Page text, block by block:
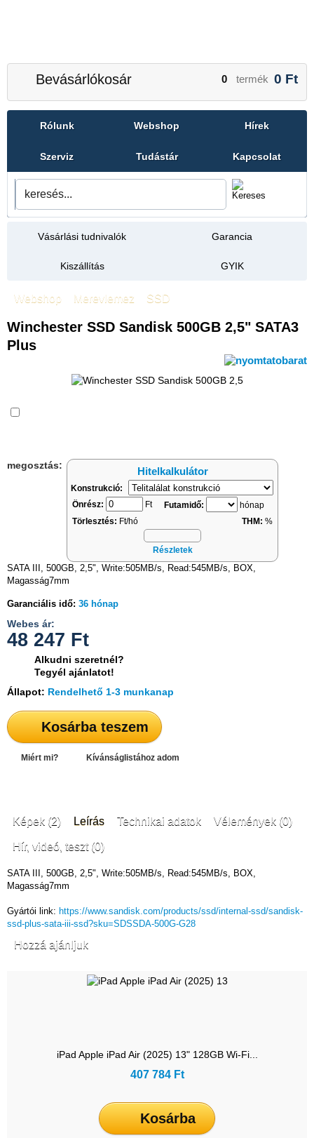
Bevásárlókosár 0 termék 0 Ft
Rólunk Webshop Hírek
Szerviz Tudástár Kapcsolat
Vásárlási tudnivalók Garancia
Kiszállítás GYIK
Webshop Merevlemez SSD
Winchester SSD Sandisk 500GB 2,5" SATA3
Plus
megosztás:
Hitelkalkulátor
Konstrukció:
Önrész:
Ft Futamidő:
hónap
Törlesztés: Ft/hó THM: %
Részletek
SATA III, 500GB, 2,5", Write:505MB/s, Read:545MB/s, BOX,
Magasság7mm
Garanciális idő: 36 hónap
Webes ár:
48 247 Ft
Alkudni szeretnél?
Tegyél ajánlatot!
Állapot: Rendelhető 1-3 munkanap
Kosárba teszem
Miért mi? Kívánságlistához adom
Képek (2) Leírás Technikai adatok Vélemények (0)
Hír, videó, teszt (0)
SATA III, 500GB, 2,5", Write:505MB/s, Read:545MB/s, BOX,
Magasság7mm
Gyártói link: https://www.sandisk.com/products/ssd/internal-ssd/sandisk-
ssd-plus-sata-iii-ssd?sku=SDSSDA-500G-G28
Hozzá ajánljuk
iPad Apple iPad Air (2025) 13" 128GB Wi-Fi...
407 784 Ft
Kosárba